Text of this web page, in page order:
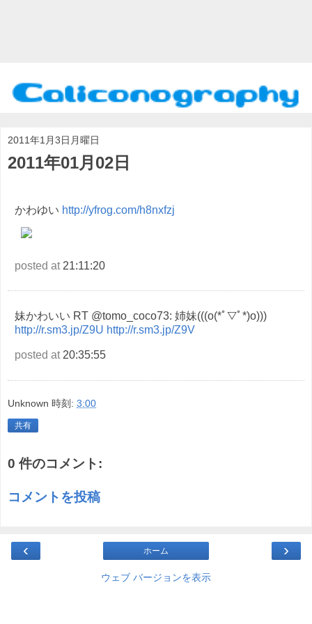
2011年1月3日月曜日
2011年01月02日
かわゆい http://yfrog.com/h8nxfzj
posted at21:11:20
妹かわいい RT @tomo_coco73: 姉妹(((o(*ﾟ▽ﾟ*)o)))
http://r.sm3.jp/Z9U http://r.sm3.jp/Z9V
posted at20:35:55
Unknown 時刻: 3:00
共有
0 件のコメント:
コメントを投稿
‹ ›
ホーム
ウェブ バージョンを表示